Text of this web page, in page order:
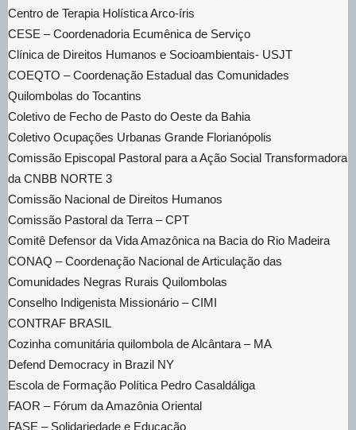
Centro de Terapia Holística Arco-íris
CESE – Coordenadoria Ecumênica de Serviço
Clínica de Direitos Humanos e Socioambientais- USJT
COEQTO – Coordenação Estadual das Comunidades
Quilombolas do Tocantins
Coletivo de Fecho de Pasto do Oeste da Bahia
Coletivo Ocupações Urbanas Grande Florianópolis
Comissão Episcopal Pastoral para a Ação Social Transformadora
da CNBB NORTE 3
Comissão Nacional de Direitos Humanos
Comissão Pastoral da Terra – CPT
Comitê Defensor da Vida Amazônica na Bacia do Rio Madeira
CONAQ – Coordenação Nacional de Articulação das
Comunidades Negras Rurais Quilombolas
Conselho Indigenista Missionário – CIMI
CONTRAF BRASIL
Cozinha comunitária quilombola de Alcântara – MA
Defend Democracy in Brazil NY
Escola de Formação Política Pedro Casaldáliga
FAOR – Fórum da Amazônia Oriental
FASE – Solidariedade e Educação